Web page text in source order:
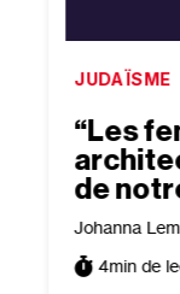
JUDAÏSME
“Les
de
Johanna
4min de